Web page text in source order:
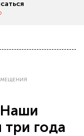
года